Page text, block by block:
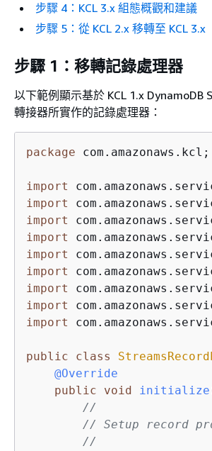
步驟 4：KCL 3.x 組態概觀和建議
步驟 5：從 KCL 2.x 移轉至 KCL 3.x
步驟 1：移轉記錄處理器
以下範例顯示基於 KCL 1.x DynamoDB
轉接器所實作的記錄處理器：
package com.amazonaws.kcl;
import
import
import
import
import
import
import
import
import
public class
@Override
public
void initialize
//
// Setup record
//